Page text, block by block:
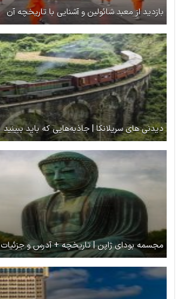
بازدید از معبد شائولین و آشنایی با تاریخچه آن
دیدنی های سریلانکا | جاذبه‌هایی که باید ببینید
مجسمه بودای ژاپن | تاریخچه + آدرس و جزئیات